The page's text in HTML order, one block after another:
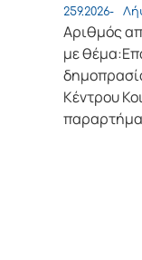
259.2026-
Αριθμός
με
Κέντρου